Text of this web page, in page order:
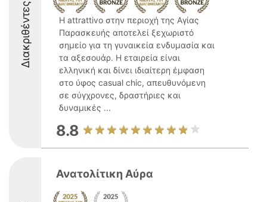
Διακριθέντες
Η attrattivo στην περιοχή της Αγίας
Παρασκευής αποτελεί ξεχωριστό
σημείο για τη γυναικεία ενδυμασία και
τα αξεσουάρ. Η εταιρεία είναι
ελληνική και δίνει ιδιαίτερη έμφαση
στο ύφος casual chic, απευθυνόμενη
σε σύγχρονες, δραστήριες και
δυναμικές ...
8.8
Ανατολίτικη Αύρα